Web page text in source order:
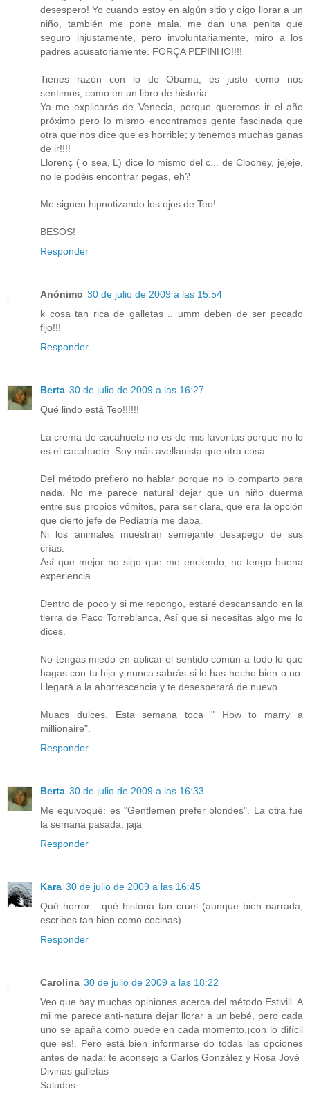
desespero! Yo cuando estoy en algún sitio y oigo llorar a un
niño, también me pone mala, me dan una penita que
seguro injustamente, pero involuntariamente, miro a los
padres acusatoriamente. FORÇA PEPINHO!!!!
Tienes razón con lo de Obama; es justo como nos
sentimos, como en un libro de historia.
Ya me explicarás de Venecia, porque queremos ir el año
próximo pero lo mismo encontramos gente fascinada que
otra que nos dice que es horrible; y tenemos muchas ganas
de ir!!!!
Llorenç ( o sea, L) dice lo mismo del c... de Clooney, jejeje,
no le podéis encontrar pegas, eh?
Me siguen hipnotizando los ojos de Teo!
BESOS!
Responder
Anónimo 30 de julio de 2009 a las 15:54
k cosa tan rica de galletas .. umm deben de ser pecado
fijo!!!
Responder
Berta 30 de julio de 2009 a las 16:27
Qué lindo está Teo!!!!!!
La crema de cacahuete no es de mis favoritas porque no lo
es el cacahuete. Soy más avellanista que otra cosa.
Del método prefiero no hablar porque no lo comparto para
nada. No me parece natural dejar que un niño duerma
entre sus propios vómitos, para ser clara, que era la opción
que cierto jefe de Pediatría me daba.
Ni los animales muestran semejante desapego de sus
crías.
Así que mejor no sigo que me enciendo, no tengo buena
experiencia.
Dentro de poco y si me repongo, estaré descansando en la
tierra de Paco Torreblanca, Así que si necesitas algo me lo
dices.
No tengas miedo en aplicar el sentido común a todo lo que
hagas con tu hijo y nunca sabrás si lo has hecho bien o no.
Llegará a la aborrescencia y te desesperará de nuevo.
Muacs dulces. Esta semana toca " How to marry a
millionaire".
Responder
Berta 30 de julio de 2009 a las 16:33
Me equivoqué: es "Gentlemen prefer blondes". La otra fue
la semana pasada, jaja
Responder
Kara 30 de julio de 2009 a las 16:45
Qué horror... qué historia tan cruel (aunque bien narrada,
escribes tan bien como cocinas).
Responder
Carolina 30 de julio de 2009 a las 18:22
Veo que hay muchas opiniones acerca del método Estivill. A
mi me parece anti-natura dejar llorar a un bebé, pero cada
uno se apaña como puede en cada momento,¡con lo difícil
que es!. Pero está bien informarse do todas las opciones
antes de nada: te aconsejo a Carlos González y Rosa Jové
Divinas galletas
Saludos